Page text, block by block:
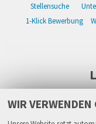
WIR VERWENDEN
Stellensuche
1-Klick Bewerbung
WIKWAY Online-
Alle Einzelleistungen